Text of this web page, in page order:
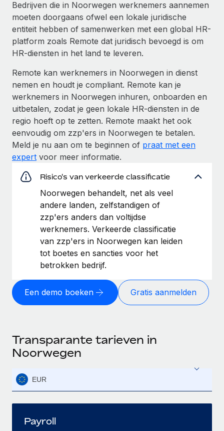
Bedrijven die in Noorwegen werknemers aannemen
moeten doorgaans ofwel een lokale juridische
entiteit hebben of samenwerken met een global HR-
platform zoals Remote dat juridisch bevoegd is om
HR-diensten in het land te leveren.
Remote kan werknemers in Noorwegen in dienst
nemen en houdt je compliant. Remote kan je
werknemers in Noorwegen inhuren, onboarden en
uitbetalen, zodat je geen lokale HR-diensten in de
regio hoeft op te zetten. Remote maakt het ook
eenvoudig om zzp'ers in Noorwegen te betalen.
Meld je nu aan om te beginnen of praat met een
expert voor meer informatie.
Risico's van verkeerde classificatie
Noorwegen behandelt, net als veel
andere landen, zelfstandigen of
zzp'ers anders dan voltijdse
werknemers. Verkeerde classificatie
van zzp'ers in Noorwegen kan leiden
tot boetes en sancties voor het
betrokken bedrijf.
Een demo boeken Gratis aanmelden
Transparante tarieven in
Noorwegen
EUR
Payroll